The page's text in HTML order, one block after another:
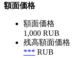
額面価格
額面価格
1,000 RUB
残高額面価格
*** RUB